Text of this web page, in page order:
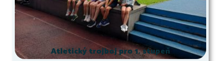
Atletický trojboj pro 1. stupeň